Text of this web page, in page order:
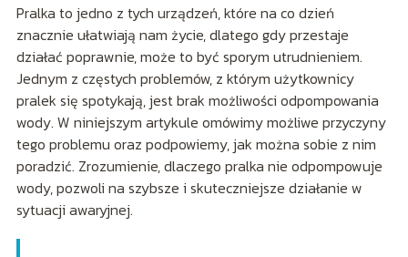
Pralka to jedno z tych urządzeń, które na co dzień
znacznie ułatwiają nam życie, dlatego gdy przestaje
działać poprawnie, może to być sporym utrudnieniem.
Jednym z częstych problemów, z którym użytkownicy
pralek się spotykają, jest brak możliwości odpompowania
wody. W niniejszym artykule omówimy możliwe przyczyny
tego problemu oraz podpowiemy, jak można sobie z nim
poradzić. Zrozumienie, dlaczego pralka nie odpompowuje
wody, pozwoli na szybsze i skuteczniejsze działanie w
sytuacji awaryjnej.